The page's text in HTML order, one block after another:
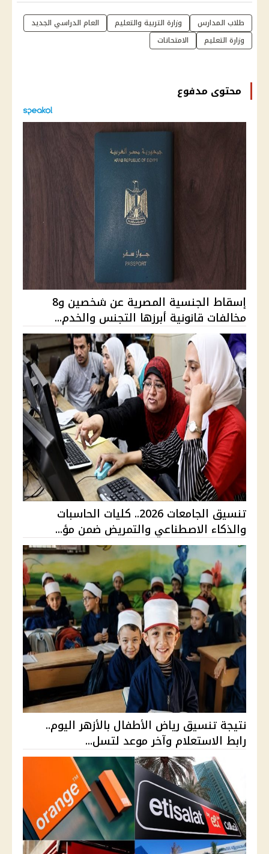
طلاب المدارس وزارة التربية والتعليم
العام الدراسي الجديد
وزارة التعليم
الامتحانات
محتوى مدفوع
إسقاط الجنسية المصرية عن شخصين و8
مخالفات قانونية أبرزها التجنس والخدم...
تنسيق الجامعات 2026.. كليات الحاسبات
والذكاء الاصطناعي والتمريض ضمن مؤ...
نتيجة تنسيق رياض الأطفال بالأزهر اليوم..
رابط الاستعلام وآخر موعد لتسل...